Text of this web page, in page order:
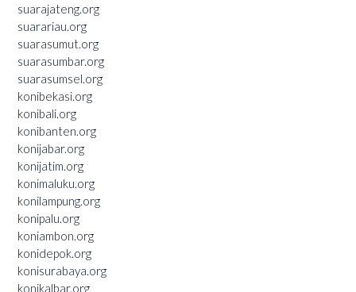
suarajateng.org
suarariau.org
suarasumut.org
suarasumbar.org
suarasumsel.org
konibekasi.org
konibali.org
konibanten.org
konijabar.org
konijatim.org
konimaluku.org
konilampung.org
konipalu.org
koniambon.org
konidepok.org
konisurabaya.org
konikalbar.org